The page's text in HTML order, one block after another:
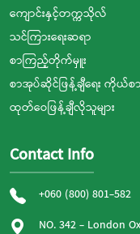
ကျောင်းနှင့်တက္ကသိုလ်
သင်ကြားရေးဆရာ
စာကြည့်တိုက်မှူး
စာအုပ်ဆိုင်ဖြန့်ချီရေး ကိုယ်
ထုတ်ဝေဖြန့်ချီလိုသူများ
Contact Info
+060 (800) 801-582
NO. 342 - London